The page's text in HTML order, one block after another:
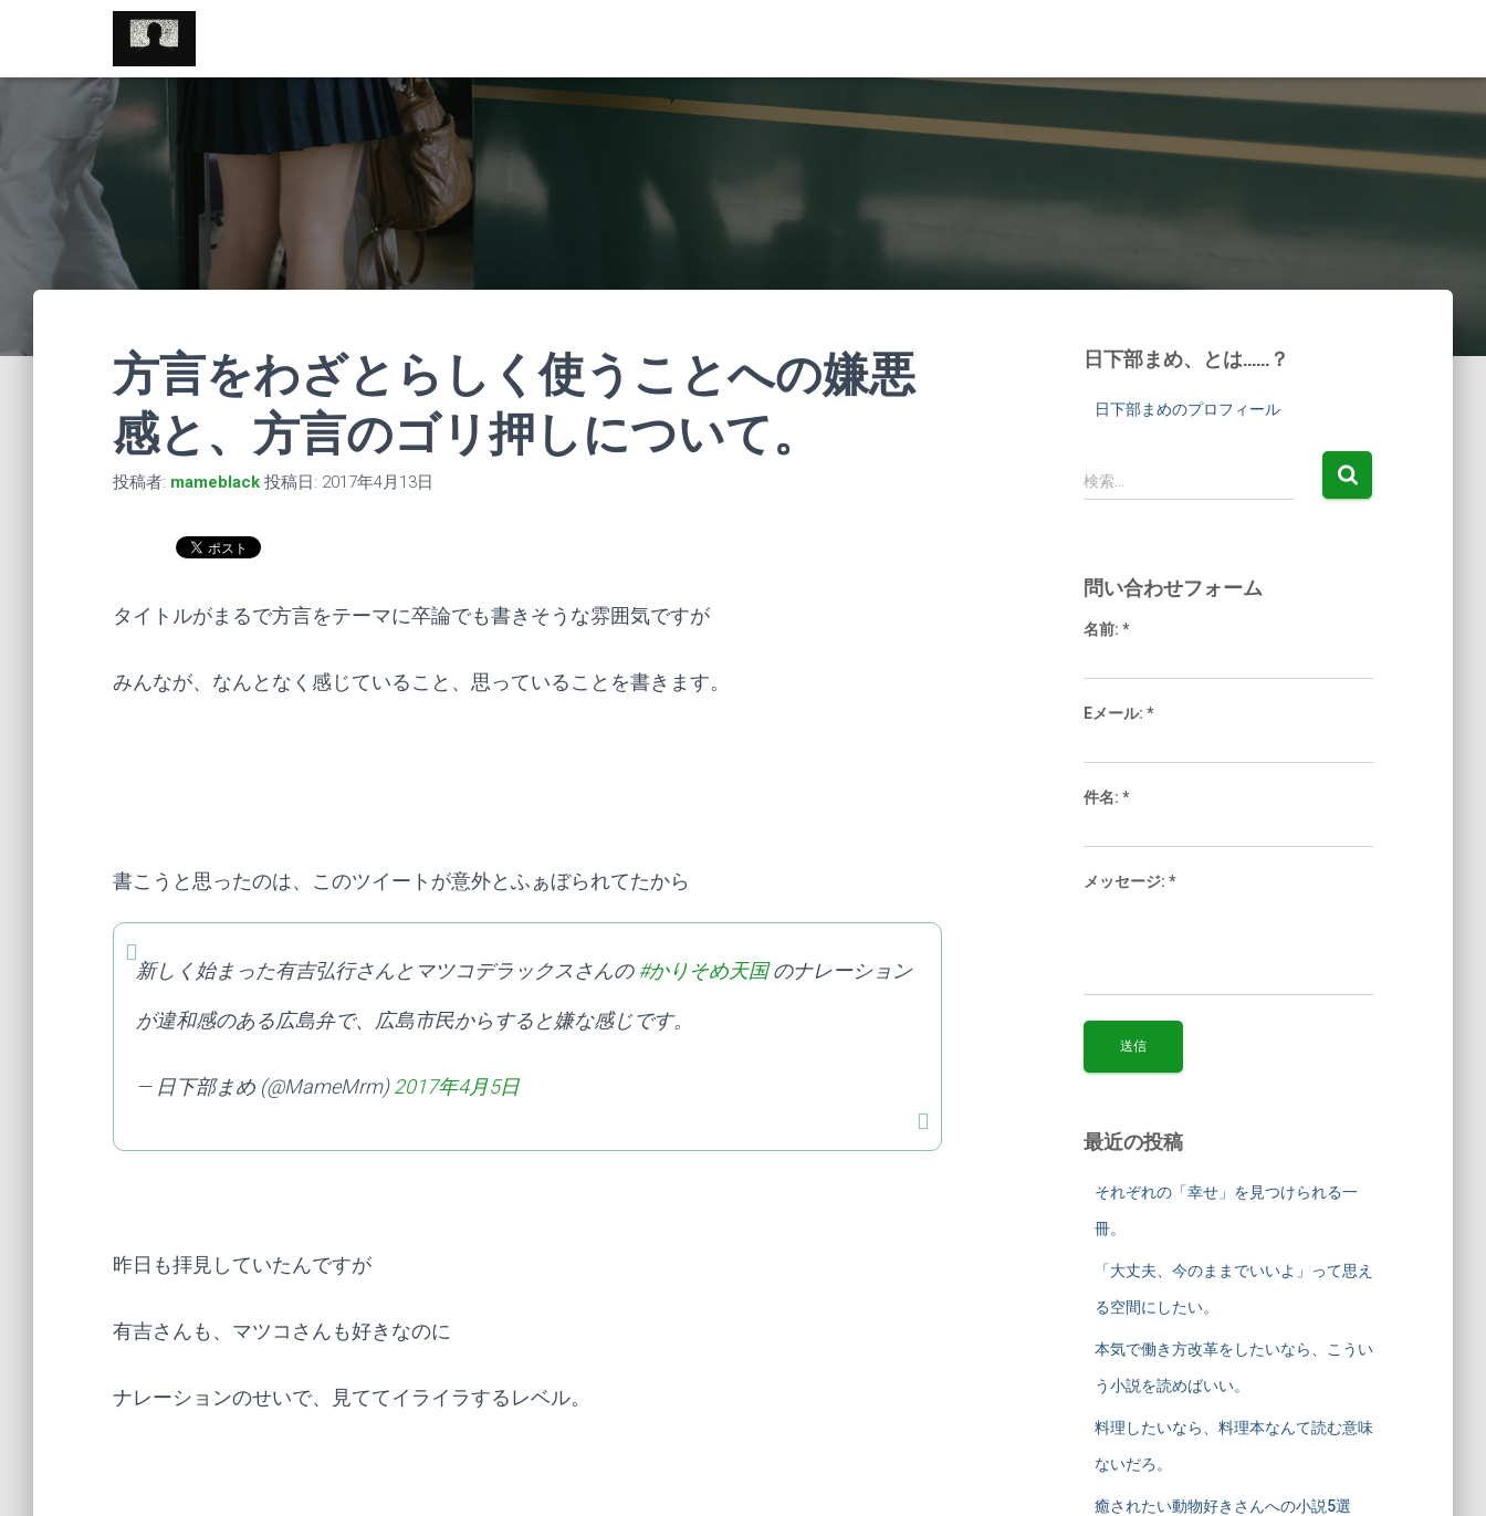
//pagead2.googlesyndication.com/pagead/js/adsbygoogle.js
方言をわざとらしく使うことへの嫌悪
感と、方言のゴリ押しについて。
投稿者: mameblack 投稿日: 2017年4月13日
タイトルがまるで方言をテーマに卒論でも書きそうな雰囲気ですが
みんなが、なんとなく感じていること、思っていることを書きます。
書こうと思ったのは、このツイートが意外とふぁぼられてたから
新しく始まった有吉弘行さんとマツコデラックスさんの#かりそめ天国のナレーション
が違和感のある広島弁で、広島市民からすると嫌な感じです。
— 日下部まめ (@MameMrm) 2017年4月5日
昨日も拝見していたんですが
有吉さんも、マツコさんも好きなのに
ナレーションのせいで、見ててイライラするレベル。
日下部まめ、とは……？
日下部まめのプロフィール
検
索:
検索…
問い合わせフォーム
名前: *
Eメール: *
件名: *
メッセージ: *
最近の投稿
それぞれの「幸せ」を見つけられる一
冊。
「大丈夫、今のままでいいよ」って思え
る空間にしたい。
本気で働き方改革をしたいなら、こうい
う小説を読めばいい。
料理したいなら、料理本なんて読む意味
ないだろ。
癒されたい動物好きさんへの小説5選